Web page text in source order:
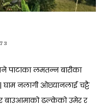
पाटाका लमतन्न बारीका
नलागी ओछ्यानलाई चट्टै
बाउआमाको ढल्केको उमेर र